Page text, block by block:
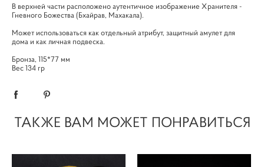
В верхней части расположено аутентичное изображение Хранителя -
Гневного Божества (Бхайрав, Махакала).
Может использоваться как отдельный атрибут, защитный амулет для
дома и как личная подвеска.
Бронза, 115*77 мм
Вес 134 гр
ТАКЖЕ ВАМ МОЖЕТ ПОНРАВИТЬСЯ